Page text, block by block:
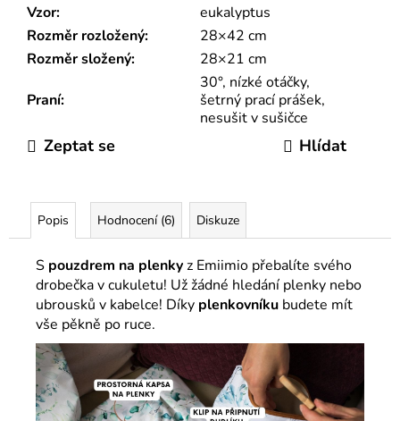
Vzor:
eukalyptus
Rozměr rozložený:
28×42 cm
Rozměr složený: 28×21 cm
Praní:
30°, nízké otáčky,
šetrný prací prášek,
nesušit v sušičce
Zeptat se Hlídat
Popis Hodnocení (6) Diskuze
S pouzdrem na plenkyz Emiimio přebalíte svého
drobečka v cukuletu! Už žádné hledání plenky nebo
ubrousků v kabelce! Díky plenkovníku budete mít
vše pěkně po ruce.